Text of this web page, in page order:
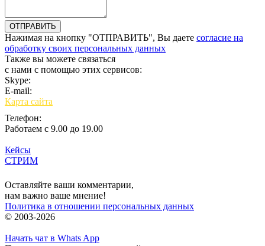
Нажимая на кнопку "ОТПРАВИТЬ", Вы даете согласие на
обработку своих персональных данных
Также вы можете связаться
с нами с помощью этих сервисов:
Skype:
E-mail:
Карта сайта
Телефон:
Работаем с 9.00 до 19.00
Кейсы
СТРИМ
Оставляйте ваши комментарии,
нам важно ваше мнение!
Политика в отношении персональных данных
© 2003-2026
Начать чат в Whats App